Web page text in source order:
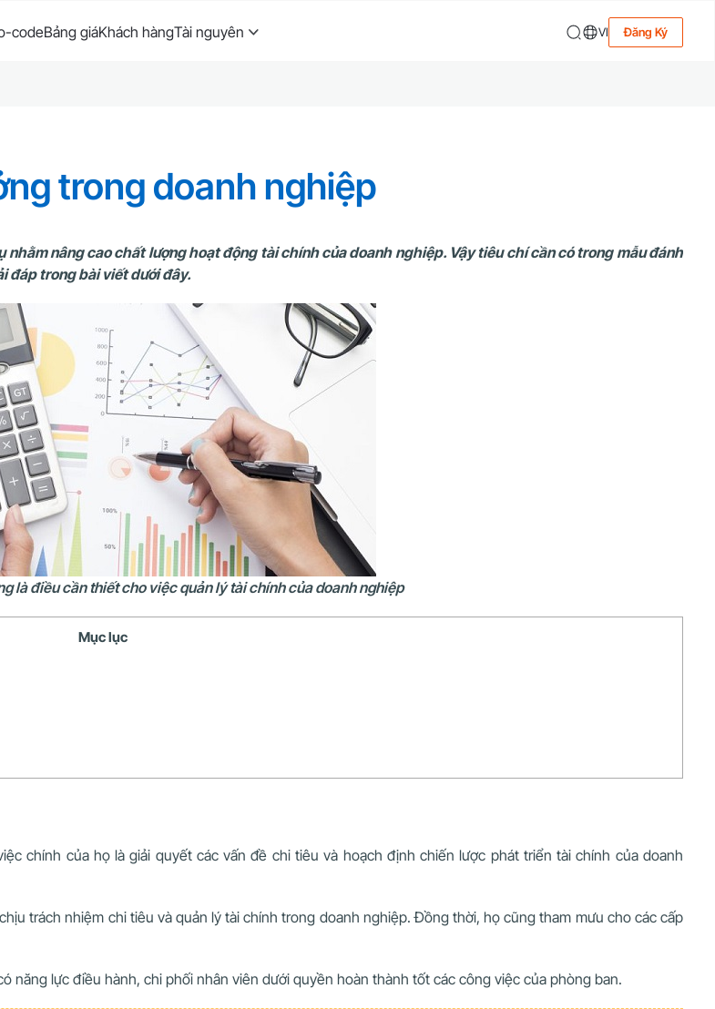
codeBảng giáKhách hàngTài nguyên VI Đăng Ký
trong doanh nghiệp
nâng cao chất lượng hoạt động tài chính của doanh nghiệp. Vậy tiêu chí cần có trong mẫu đánh
đáp trong bài viết dưới đây.
là điều cần thiết cho việc quản lý tài chính của doanh nghiệp
Mục lục
chính của họ là giải quyết các vấn đề chi tiêu và hoạch định chiến lược phát triển tài chính của doanh
trách nhiệm chi tiêu và quản lý tài chính trong doanh nghiệp. Đồng thời, họ cũng tham mưu cho các cấp
năng lực điều hành, chi phối nhân viên dưới quyền hoàn thành tốt các công việc của phòng ban.